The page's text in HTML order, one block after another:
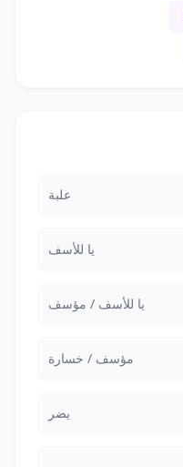
علبة
يا للأسف
يا للأسف / مؤسف
مؤسف / خسارة
يضر